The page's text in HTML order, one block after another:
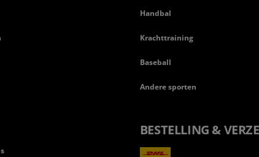
Handbal
Krachttraining
Baseball
Andere sporten
BESTELLING &